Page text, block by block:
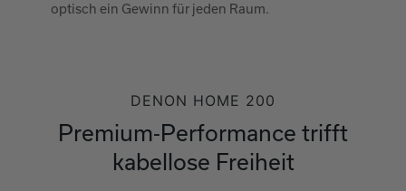
optisch ein Gewinn für jeden Raum.
DENON HOME 200
Premium‑Performance trifft
kabellose Freiheit